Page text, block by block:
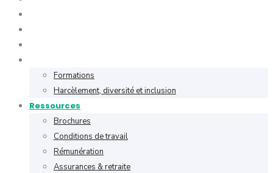
Formations
Harcèlement, diversité et inclusion
Ressources
Brochures
Conditions de travail
Rémunération
Assurances & retraite